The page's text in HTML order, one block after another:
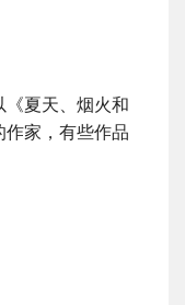
《夏天、烟火和
家，有些作品